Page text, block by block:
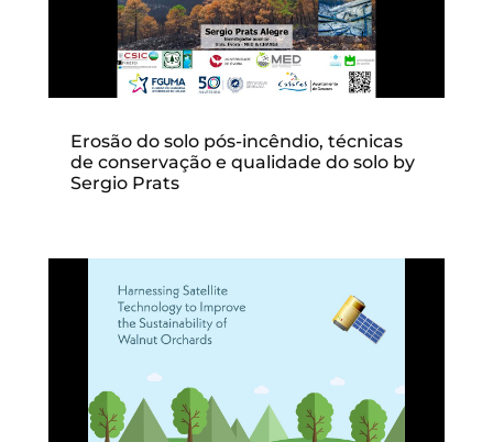
Erosão do solo pós-incêndio, técnicas
de conservação e qualidade do solo by
Sergio Prats